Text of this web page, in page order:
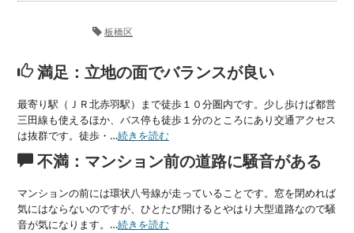
板橋区
満足：立地の面でバランスが良い
最寄り駅（ＪＲ北赤羽駅）まで徒歩１０分圏内です。少し歩けば都営
三田線も使えるほか、バス停も徒歩１分のところにあり交通アクセス
は抜群です。徒歩・…続きを読む
不満：マンション前の道路に騒音がある
マンションの前には環状八号線が走っていることです。窓を閉めれば
気にはならないのですが、ひとたび開けるとやはり大型道路なので騒
音が気になります。…続きを読む